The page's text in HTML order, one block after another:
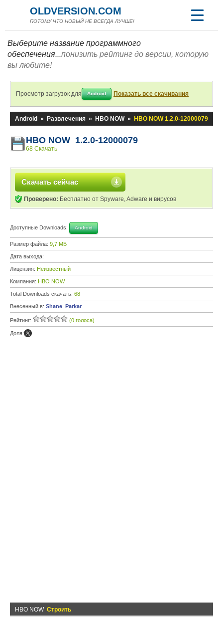
OLDVERSION.COM
ПОТОМУ ЧТО НОВЫЙ НЕ ВСЕГДА ЛУЧШЕ!
Выберите название программного
обеспечения...понизить рейтинг до версии, которую
вы любите!
Просмотр загрузок для Android Показать все скачивания
Android » Развлечения » HBO NOW » HBO NOW 1.2.0-12000079
HBO NOW 1.2.0-12000079
68 Скачать
Скачать сейчас
Проверено: Бесплатно от Spyware, Adware и вирусов
Доступные Downloads: Android
Размер файла: 9,7 МБ
Дата выхода:
Лицензия: Неизвестный
Компания: HBO NOW
Total Downloads скачать: 68
Внесенный в: Shane_Parkar
Рейтинг: (0 голоса)
Доля:
HBO NOW Строить